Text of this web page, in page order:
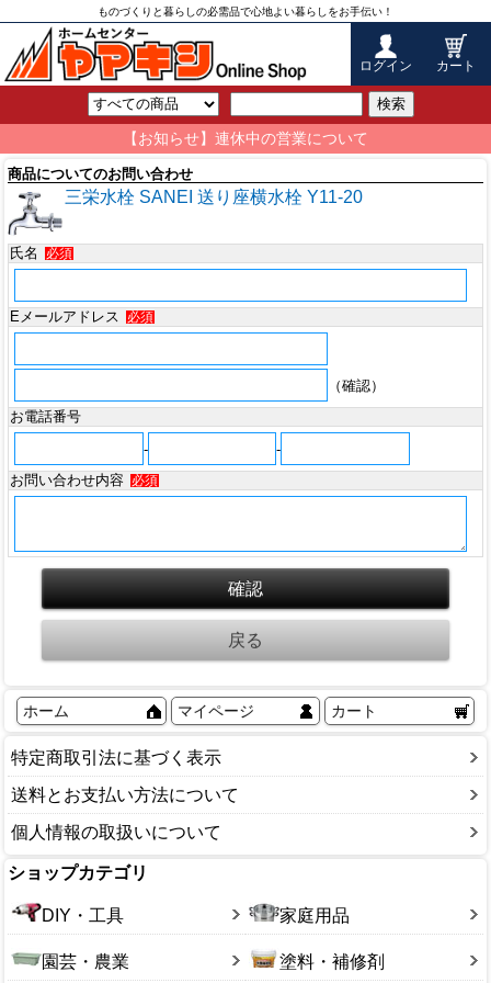
ものづくりと暮らしの必需品で心地よい暮らしをお手伝い！
ログイン カート
検索
【お知らせ】連休中の営業について
商品についてのお問い合わせ
三栄水栓 SANEI 送り座横水栓 Y11-20
氏名 必須
Eメールアドレス 必須
（確認）
お電話番号
-
-
お問い合わせ内容
必須
ホーム マイページ カート
特定商取引法に基づく表示
送料とお支払い方法について
個人情報の取扱いについて
ショップカテゴリ
DIY・工具 家庭用品
園芸・農業 塗料・補修剤